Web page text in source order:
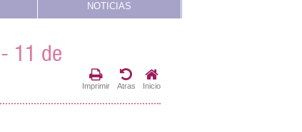
NOTICIAS
11 de
Imprimir Atras Inicio